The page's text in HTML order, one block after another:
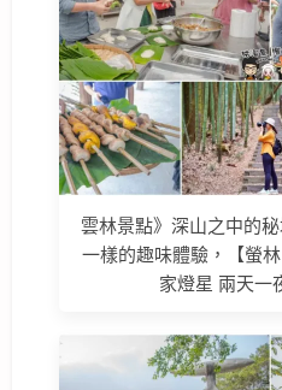
雲林景點》深山之中的
一樣的趣味體驗，【螢
家燈星 兩天一